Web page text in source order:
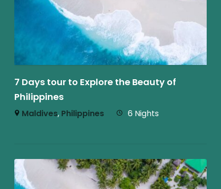
7 Days tour to Explore the Beauty of
Philippines
Maldives, Philippines 6 Nights